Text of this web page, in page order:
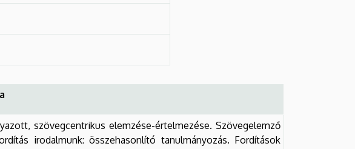
szövegcentrikus elemzése-értelmezése. Szövegelemző
irodalmunk: összehasonlító tanulmányozás. Fordítások